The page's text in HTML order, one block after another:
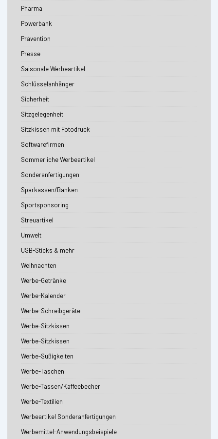
Pharma
Powerbank
Prävention
Presse
Saisonale Werbeartikel
Schlüsselanhänger
Sicherheit
Sitzgelegenheit
Sitzkissen mit Fotodruck
Softwarefirmen
Sommerliche Werbeartikel
Sonderanfertigungen
Sparkassen/Banken
Sportsponsoring
Streuartikel
Umwelt
USB-Sticks & mehr
Weihnachten
Werbe-Getränke
Werbe-Kalender
Werbe-Schreibgeräte
Werbe-Sitzkissen
Werbe-Sitzkissen
Werbe-Süßigkeiten
Werbe-Taschen
Werbe-Tassen/Kaffeebecher
Werbe-Textilien
Werbeartikel Sonderanfertigungen
Werbemittel-Anwendungsbeispiele